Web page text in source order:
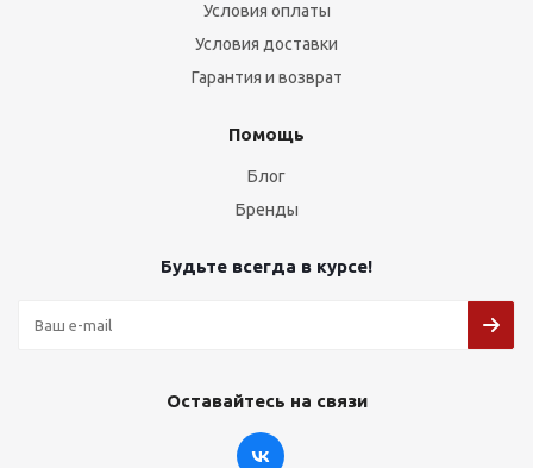
Условия оплаты
Условия доставки
Гарантия и возврат
Помощь
Блог
Бренды
Будьте всегда в курсе!
Оставайтесь на связи